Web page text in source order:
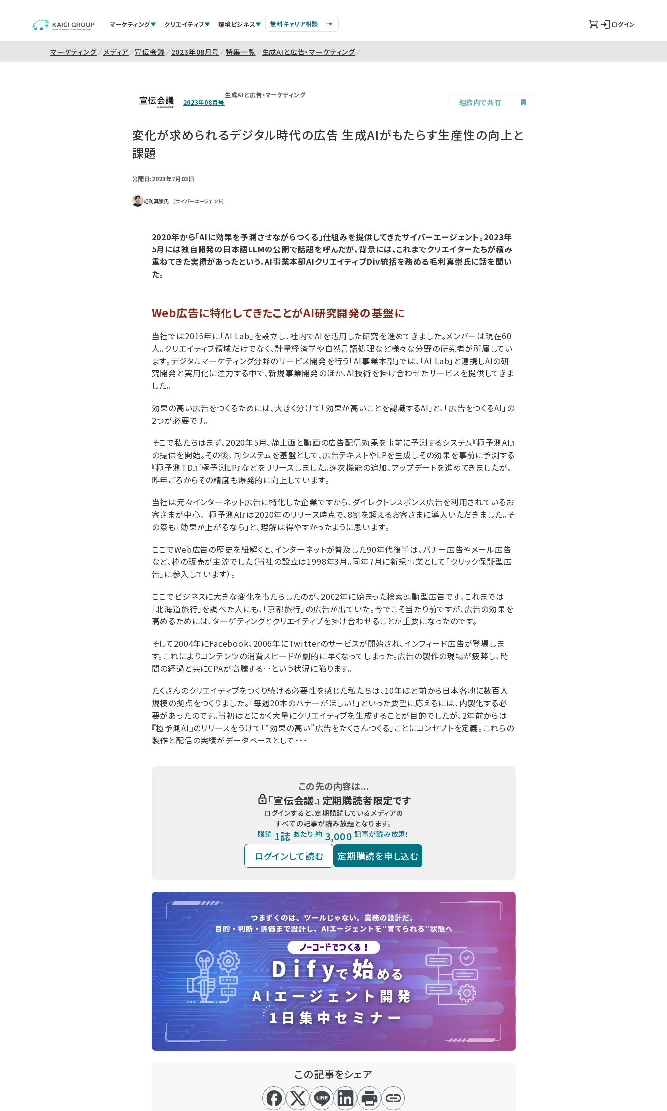
マーケティング クリエイティブ 環境ビジネス 無料キャリア相談 ログイン
マーケティング メディア 宣伝会議 2023年08月号 特集一覧 生成AIと広告・マーケティング
2023年08月号
生成AIと広告・マーケティング
組織内で共有
変化が求められるデジタル時代の広告 生成AIがもたらす生産性の向上と
課題
公開日:2023年7月03日
毛利真崇氏 （サイバーエージェント）
2020年から「AIに効果を予測させながらつくる」仕組みを提供してきたサイバーエージェント。2023年
5月には独自開発の日本語LLMの公開で話題を呼んだが、背景には、これまでクリエイターたちが積み
重ねてきた実績があったという。AI事業本部AIクリエイティブDiv統括を務める毛利真崇氏に話を聞い
た。
Web広告に特化してきたことがAI研究開発の基盤に
当社では2016年に「AI Lab」を設立し、社内でAIを活用した研究を進めてきました。メンバーは現在60
人。クリエイティブ領域だけでなく、計量経済学や自然言語処理など様々な分野の研究者が所属してい
ます。デジタルマーケティング分野のサービス開発を行う「AI事業本部」では、「AI Lab」と連携しAIの研
究開発と実用化に注力する中で、新規事業開発のほか、AI技術を掛け合わせたサービスを提供してきま
した。
効果の高い広告をつくるためには、大きく分けて「効果が高いことを認識するAI」と、「広告をつくるAI」の
2つが必要です。
そこで私たちはまず、2020年5月、静止画と動画の広告配信効果を事前に予測するシステム『極予測AI』
の提供を開始。その後、同システムを基盤として、広告テキストやLPを生成しその効果を事前に予測する
『極予測TD』『極予測LP』などをリリースしました。逐次機能の追加、アップデートを進めてきましたが、
昨年ごろからその精度も爆発的に向上しています。
当社は元々インターネット広告に特化した企業ですから、ダイレクトレスポンス広告を利用されているお
客さまが中心。『極予測AI』は2020年のリリース時点で、8割を超えるお客さまに導入いただきました。そ
の際も「効果が上がるなら」と、理解は得やすかったように思います。
ここでWeb広告の歴史を紐解くと、インターネットが普及した90年代後半は、バナー広告やメール広告
など、枠の販売が主流でした（当社の設立は1998年3月。同年7月に新規事業として「クリック保証型広
告」に参入しています）。
ここでビジネスに大きな変化をもたらしたのが、2002年に始まった検索連動型広告です。これまでは
「北海道旅行」を調べた人にも、「京都旅行」の広告が出ていた。今でこそ当たり前ですが、広告の効果を
高めるためには、ターゲティングとクリエイティブを掛け合わせることが重要になったのです。
そして2004年にFacebook、2006年にTwitterのサービスが開始され、インフィード広告が登場しま
す。これによりコンテンツの消費スピードが劇的に早くなってしまった。広告の製作の現場が疲弊し、時
間の経過と共にCPAが高騰する⋯という状況に陥ります。
たくさんのクリエイティブをつくり続ける必要性を感じた私たちは、10年ほど前から日本各地に数百人
規模の拠点をつくりました。「毎週20本のバナーがほしい！」といった要望に応えるには、内製化する必
要があったのです。当初はとにかく大量にクリエイティブを生成することが目的でしたが、2年前からは
『極予測AI』のリリースをうけて「“効果の高い”広告をたくさんつくる」ことにコンセプトを定義。これらの
製作と配信の実績がデータベースとして・・・
この先の内容は...
『宣伝会議』 定期購読者限定です
ログインすると、定期購読しているメディアの
すべての記事が読み放題となります。
購読 1誌 あたり 約 3,000 記事が読み放題！
ログインして読む 定期購読を申し込む
この記事をシェア